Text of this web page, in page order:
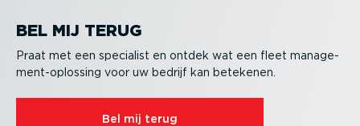
BEL MIJ TERUG
Praat met een specialist en ontdek wat een fleet manage­
ment-op­lossing voor uw bedrijf kan betekenen.
Bel mij terug